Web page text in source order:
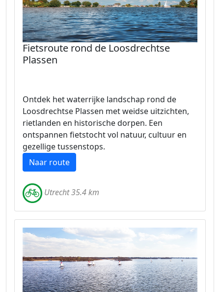
Fietsroute rond de Loosdrechtse
Plassen
Ontdek het waterrijke landschap rond de
Loosdrechtse Plassen met weidse uitzichten,
rietlanden en historische dorpen. Een
ontspannen fietstocht vol natuur, cultuur en
gezellige tussenstops.
Naar route
Utrecht 35.4 km